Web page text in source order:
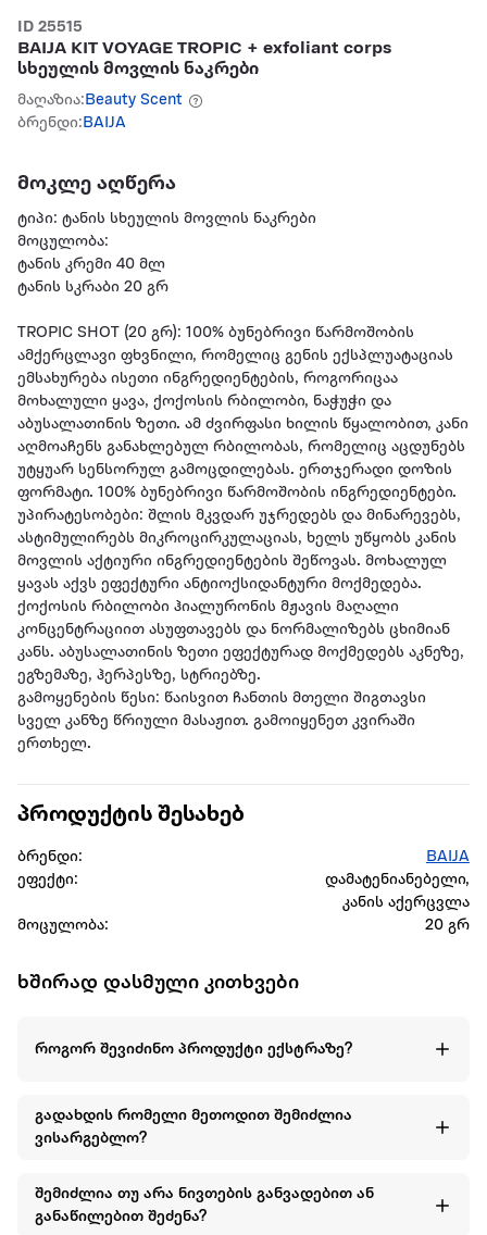
ID 25515
BAIJA KIT VOYAGE TROPIC + exfoliant corps
სხეულის მოვლის ნაკრები
მაღაზია:Beauty Scent
ბრენდი:BAIJA
მოკლე აღწერა
ტიპი: ტანის სხეულის მოვლის ნაკრები
მოცულობა:
ტანის კრემი 40 მლ
ტანის სკრაბი 20 გრ
TROPIC SHOT (20 გრ): 100% ბუნებრივი წარმოშობის
ამქერცლავი ფხვნილი, რომელიც გენის ექსპლუატაციას
ემსახურება ისეთი ინგრედიენტების, როგორიცაა
მოხალული ყავა, ქოქოსის რბილობი, ნაჭუჭი და
აბუსალათინის ზეთი. ამ ძვირფასი ხილის წყალობით, კანი
აღმოაჩენს განახლებულ რბილობას, რომელიც აცდუნებს
უტყუარ სენსორულ გამოცდილებას. ერთჯერადი დოზის
ფორმატი. 100% ბუნებრივი წარმოშობის ინგრედიენტები.
უპირატესობები: შლის მკვდარ უჯრედებს და მინარევებს,
ასტიმულირებს მიკროცირკულაციას, ხელს უწყობს კანის
მოვლის აქტიური ინგრედიენტების შეწოვას. მოხალულ
ყავას აქვს ეფექტური ანტიოქსიდანტური მოქმედება.
ქოქოსის რბილობი ჰიალურონის მჟავის მაღალი
კონცენტრაციით ასუფთავებს და ნორმალიზებს ცხიმიან
კანს. აბუსალათინის ზეთი ეფექტურად მოქმედებს აკნეზე,
ეგზემაზე, ჰერპესზე, სტრიებზე.
გამოყენების წესი: წაისვით ჩანთის მთელი შიგთავსი
სველ კანზე წრიული მასაჟით. გამოიყენეთ კვირაში
ერთხელ.
პროდუქტის შესახებ
ბრენდი:
BAIJA
ეფექტი:
დამატენიანებელი,
კანის აქერცვლა
მოცულობა:
20 გრ
ხშირად დასმული კითხვები
როგორ შევიძინო პროდუქტი ექსტრაზე?
გადახდის რომელი მეთოდით შემიძლია
ვისარგებლო?
შემიძლია თუ არა ნივთების განვადებით ან
განაწილებით შეძენა?